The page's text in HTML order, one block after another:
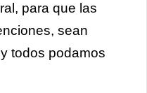
para que las
sean
todos podamos